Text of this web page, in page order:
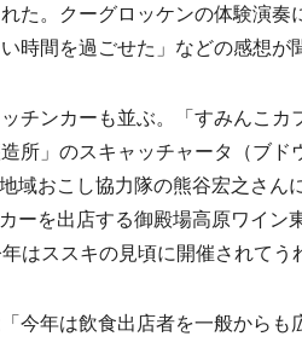
た。クーグロッケンの体験演奏
時間を過ごせた」などの感想が
チンカーも並ぶ。「すみんこカ
所」のスキャッチャータ（ブド
域おこし協力隊の熊谷宏之さん
ーを出店する御殿場高原ワイン
はススキの見頃に開催されてう
今年は飲食出店者を一般からも